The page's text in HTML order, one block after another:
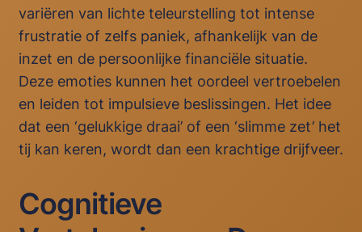
variëren van lichte teleurstelling tot intense
frustratie of zelfs paniek, afhankelijk van de
inzet en de persoonlijke financiële situatie.
Deze emoties kunnen het oordeel vertroebelen
en leiden tot impulsieve beslissingen. Het idee
dat een ‘gelukkige draai’ of een ‘slimme zet’ het
tij kan keren, wordt dan een krachtige drijfveer.
Cognitieve